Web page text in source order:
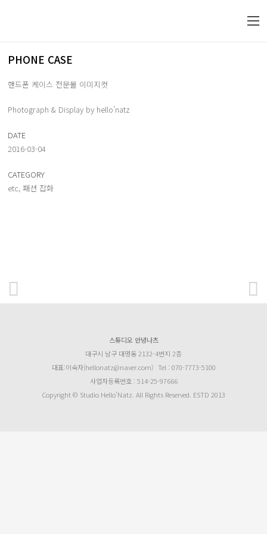
PHONE CASE
핸드폰 케이스 전문몰 이미지컷
Photograph & Display by hello’natz
DATE
2016-03-04
CATEGORY
etc, 패션 잡화
스튜디오 안녕나츠
대구시 남구 대명동 2132-4번지 2층
대표:이숙자(hellonatz@naver.com) Tel : 070-7773-5100
사업자등록번호 : 514-25-97666
Copyright © Studio Hello’Natz. All Rights Reserved. ESTD 2013